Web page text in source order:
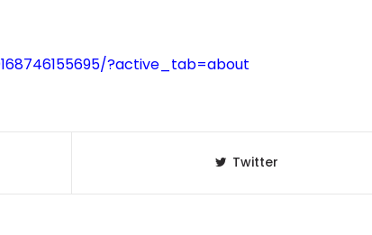
?active_tab=about
Twitter